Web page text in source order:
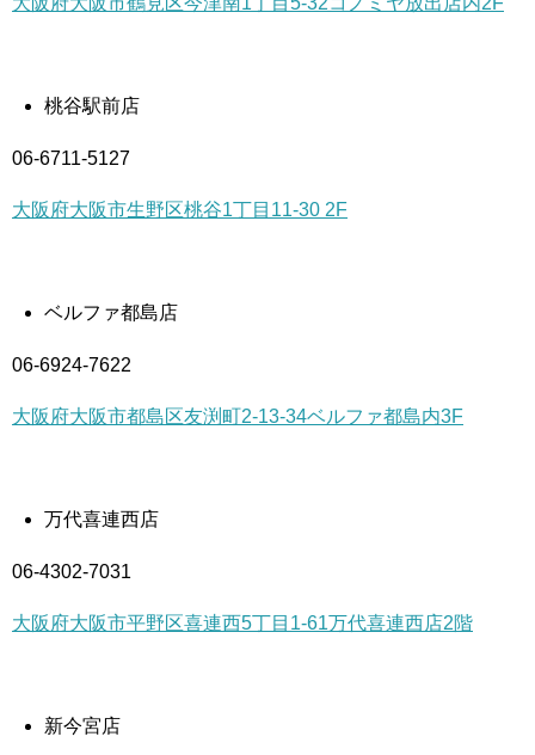
桃谷駅前店
06-6711-5127
大阪府大阪市生野区桃谷1丁目11-30 2F
ベルファ都島店
06-6924-7622
大阪府大阪市都島区友渕町2-13-34ベルファ都島内3F
万代喜連西店
06-4302-7031
大阪府大阪市平野区喜連西5丁目1-61万代喜連西店2階
新今宮店